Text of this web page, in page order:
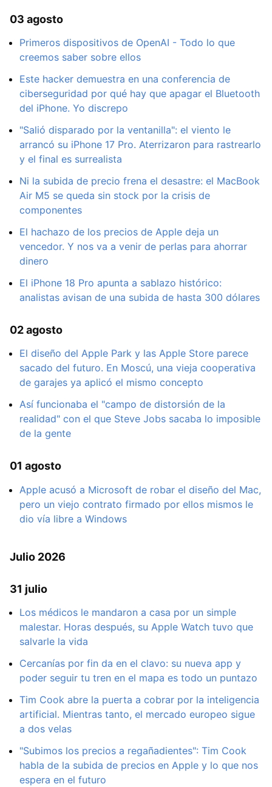
03 agosto
Primeros dispositivos de OpenAI - Todo lo que
creemos saber sobre ellos
Este hacker demuestra en una conferencia de
ciberseguridad por qué hay que apagar el Bluetooth
del iPhone. Yo discrepo
"Salió disparado por la ventanilla": el viento le
arrancó su iPhone 17 Pro. Aterrizaron para rastrearlo
y el final es surrealista
Ni la subida de precio frena el desastre: el MacBook
Air M5 se queda sin stock por la crisis de
componentes
El hachazo de los precios de Apple deja un
vencedor. Y nos va a venir de perlas para ahorrar
dinero
El iPhone 18 Pro apunta a sablazo histórico:
analistas avisan de una subida de hasta 300 dólares
02 agosto
El diseño del Apple Park y las Apple Store parece
sacado del futuro. En Moscú, una vieja cooperativa
de garajes ya aplicó el mismo concepto
Así funcionaba el "campo de distorsión de la
realidad" con el que Steve Jobs sacaba lo imposible
de la gente
01 agosto
Apple acusó a Microsoft de robar el diseño del Mac,
pero un viejo contrato firmado por ellos mismos le
dio vía libre a Windows
Julio 2026
31 julio
Los médicos le mandaron a casa por un simple
malestar. Horas después, su Apple Watch tuvo que
salvarle la vida
Cercanías por fin da en el clavo: su nueva app y
poder seguir tu tren en el mapa es todo un puntazo
Tim Cook abre la puerta a cobrar por la inteligencia
artificial. Mientras tanto, el mercado europeo sigue
a dos velas
"Subimos los precios a regañadientes": Tim Cook
habla de la subida de precios en Apple y lo que nos
espera en el futuro